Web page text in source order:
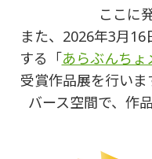
ここに
また、2026年3月
する「あらぶんちょ
受賞作品展を行い
バース空間で、作